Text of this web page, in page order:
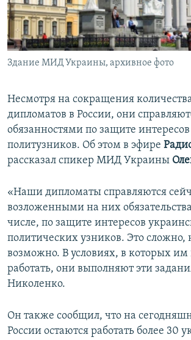
КРЫМ.НЕПОКОРЕННЫЙ
ELIFBE
УКРАИНСКАЯ ПРОБЛЕМА КРЫМА
Все сайты RFE/RL
Здание МИД Украины, архивное фото
Несмотря на сокращения
дипломатов в России, они
обязанностями по защите
политузников. Об этом в эфире
рассказал спикер МИД Украины
«Наши дипломаты справляются
возложенными на них
числе, по защите интересов
политических узников. Это сложно,
возможно. В условиях, в которых им
работать, они выполняют эти
Николенко.
Он также сообщил, что на
России остаются работать более 30